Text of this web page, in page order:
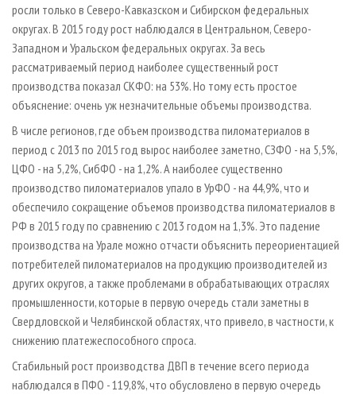
росли только в Северо-Кавказском и Сибирском федеральных
округах. В 2015 году рост наблюдался в Центральном, Северо-
Западном и Уральском федеральных округах. За весь
рассматриваемый период наиболее существенный рост
производства показал СКФО: на 53%. Но тому есть простое
объяснение: очень уж незначительные объемы производства.
В числе регионов, где объем производства пиломатериалов в
период с 2013 по 2015 год вырос наиболее заметно, СЗФО - на 5,5%,
ЦФО - на 5,2%, СибФО - на 1,2%. А наиболее существенно
производство пиломатериалов упало в УрФО - на 44,9%, что и
обеспечило сокращение объемов производства пиломатериалов в
РФ в 2015 году по сравнению с 2013 годом на 1,3%. Это падение
производства на Урале можно отчасти объяснить переориентацией
потребителей пиломатериалов на продукцию производителей из
других округов, а также проблемами в обрабатывающих отраслях
промышленности, которые в первую очередь стали заметны в
Свердловской и Челябинской областях, что привело, в частности, к
снижению платежеспособного спроса.
Стабильный рост производства ДВП в течение всего периода
наблюдался в ПФО - 119,8%, что обусловлено в первую очередь